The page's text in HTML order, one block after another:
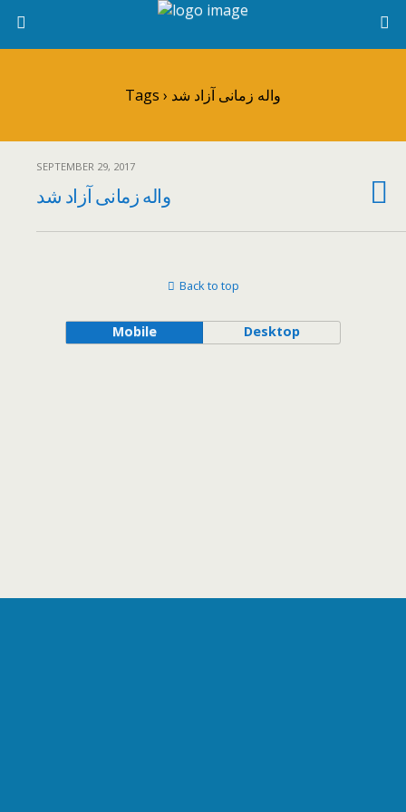
Tags › واله زمانی آزاد شد
SEPTEMBER 29, 2017
واله زمانی آزاد شد
Back to top
Mobile Desktop